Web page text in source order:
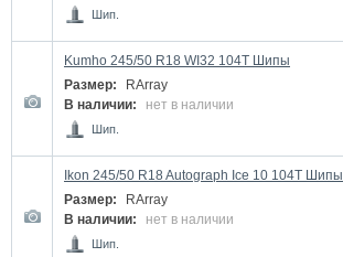
Шип.
Kumho 245/50 R18 WI32 104T Шипы
Размер:
RArray
В наличии:
нет в наличии
Шип.
Ikon 245/50 R18 Autograph Ice 10 104T Шипы
Размер:
RArray
В наличии:
нет в наличии
Шип.